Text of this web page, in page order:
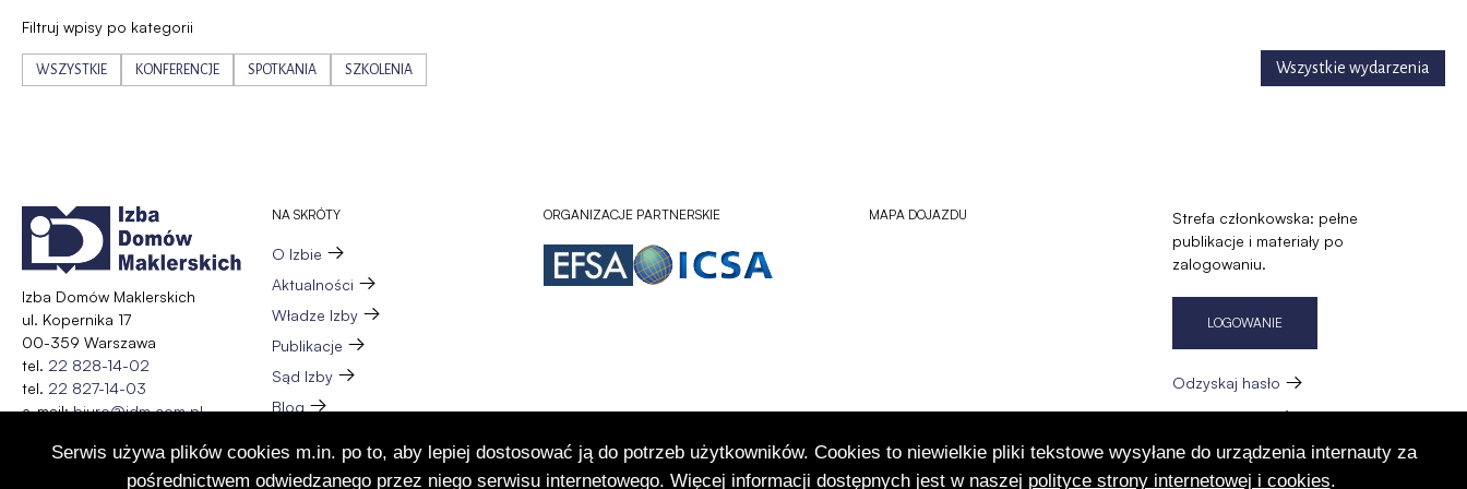
Serwis używa plików cookies m.in. po to, aby lepiej dostosować ją do potrzeb użytkowników. Cookies to niewielkie pliki tekstowe wysyłane do urządzenia internauty za
pośrednictwem odwiedzanego przez niego serwisu internetowego. Więcej informacji dostępnych jest w naszej polityce strony internetowej i cookies.
Filtruj wpisy po kategorii
WSZYSTKIE KONFERENCJE SPOTKANIA SZKOLENIA Wszystkie wydarzenia
Izba Domów Maklerskich
ul. Kopernika 17
00-359 Warszawa
tel. 22 828-14-02
tel. 22 827-14-03
e-mail:biuro@idm.com.pl
NA SKRÓTY
O Izbie
Aktualności
Władze Izby
Publikacje
Sąd Izby
Blog
Wydarzenia
ORGANIZACJE PARTNERSKIE MAPA DOJAZDU
Sprawdź lokalizację
Otworzy
Strefa członkowska: pełne
publikacje i materiały po
zalogowaniu.
LOGOWANIE
Odzyskaj hasło
Zarejestruj się